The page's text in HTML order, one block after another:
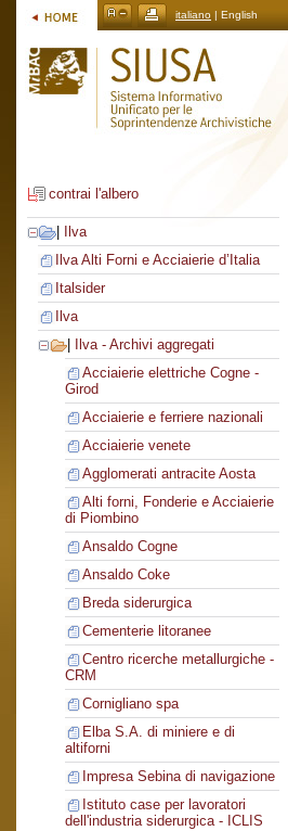
italiano | English
contrai l'albero
Ilva
Ilva Alti Forni e Acciaierie d’Italia
Italsider
Ilva
Ilva - Archivi aggregati
Acciaierie elettriche Cogne -
Girod
Acciaierie e ferriere nazionali
Acciaierie venete
Agglomerati antracite Aosta
Alti forni, Fonderie e Acciaierie
di Piombino
Ansaldo Cogne
Ansaldo Coke
Breda siderurgica
Cementerie litoranee
Centro ricerche metallurgiche -
CRM
Cornigliano spa
Elba S.A. di miniere e di
altiforni
Impresa Sebina di navigazione
Istituto case per lavoratori
dell'industria siderurgica - ICLIS